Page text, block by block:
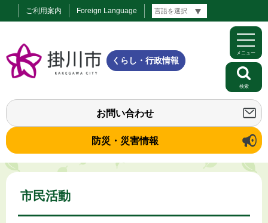
ご利用案内 Foreign Language
くらし・行政情報
お問い合わせ
防災・災害情報
メニュー
検索
市民活動